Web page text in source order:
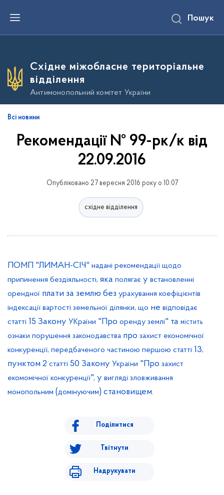
е
о
о
в
Пошук
Східне міжобласне територіальне
відділення
Антимонопольний комітет України
Всі новини
Рекомендації № 99-рк/к від
22.09.2016
Опубліковано 27 вересня 2016 року о 10:07
східне відділення
ПОМП "ЛИМАН-СІЧ" надані рекомендації щодо
припинення бездіяльності, яка полягає у встановленні
орендної плати за землю без урахування коефіцієнтів
індексації вартості земельної ділянки, що не відповідає
статті 15 Закону УКраїни "Про оренду землі" та містить
ознаки порушення законодавства про захист економічної
конкуренції, передбаченого частиною першою статті 13,
пунктом 2 статті 50 Закону України "Про захист
екомомічної конкуренції", у вигляді зловживання
монопольним (домінуючим) становищем.
Поділитися
Твітнути
Надрукувати